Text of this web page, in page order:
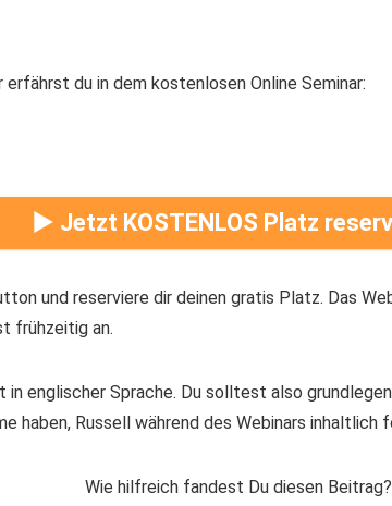
erfährst du in dem kostenlosen Online Seminar:
► Jetzt KOSTENLOS Platz
und reserviere dir deinen gratis Platz. Das
frühzeitig an.
in englischer Sprache. Du solltest also
haben, Russell während des Webinars inhaltlich
Wie hilfreich fandest Du diesen Beitrag?